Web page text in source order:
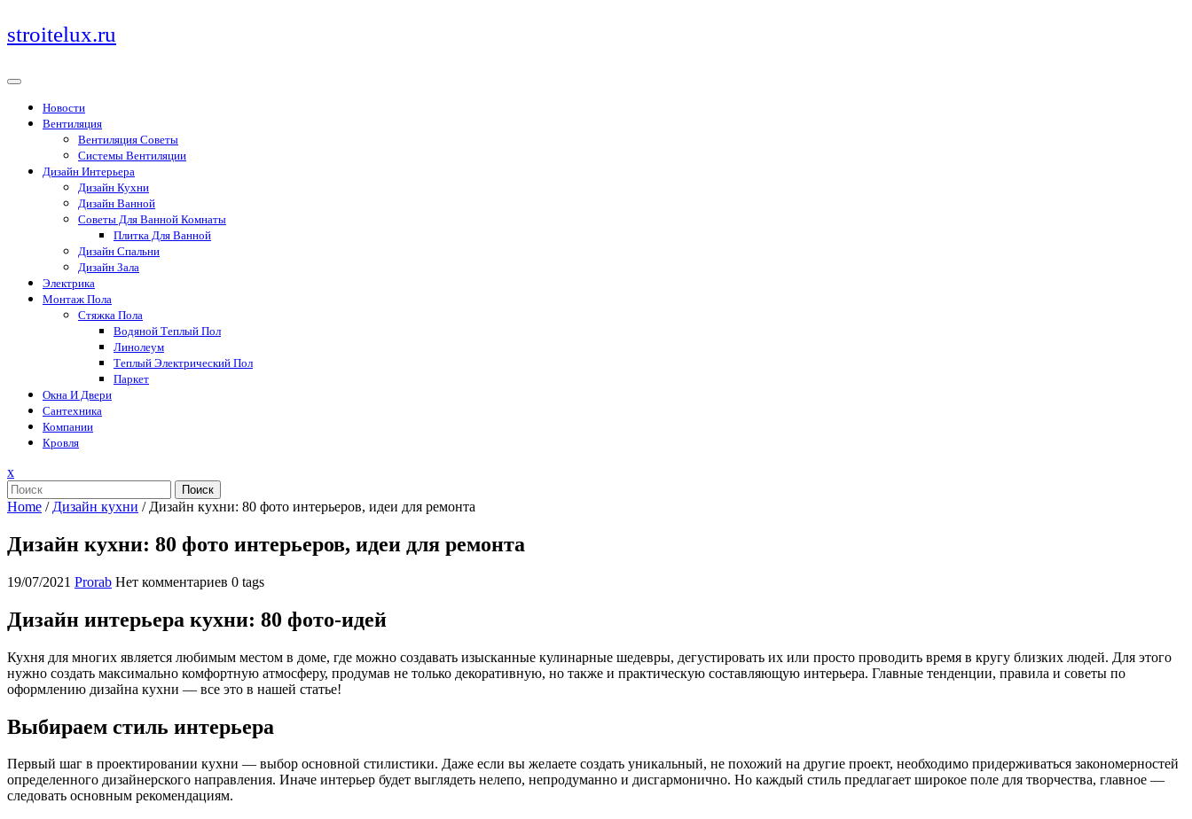
Перейти
к
stroitelux.ru
Новости
Вентиляция
Вентиляция Советы
Системы Вентиляции
Дизайн Интерьера
Дизайн Кухни
Дизайн Ванной
Советы Для Ванной Комнаты
Плитка Для Ванной
Дизайн Спальни
Дизайн Зала
Электрика
Монтаж Пола
Стяжка Пола
Водяной Теплый Пол
Линолеум
Теплый Электрический Пол
Паркет
Окна И Двери
Сантехника
Компании
Кровля
xЗакрыть
меню
Поиск
Home / Дизайн кухни / Дизайн кухни: 80 фото интерьеров, идеи для ремонта
Дизайн кухни: 80 фото интерьеров, идеи для ремонта
19/07/2021 Prorab Нет комментариев 0 tags
Дизайн интерьера кухни: 80 фото-идей
Кухня для многих является любимым местом в доме, где можно создавать изысканные кулинарные шедевры, дегустировать их или просто проводить время в кругу близких людей. Для этого
нужно создать максимально комфортную атмосферу, продумав не только декоративную, но также и практическую составляющую интерьера. Главные тенденции, правила и советы по
оформлению дизайна кухни — все это в нашей статье!
Выбираем стиль интерьера
Первый шаг в проектировании кухни — выбор основной стилистики. Даже если вы желаете создать уникальный, не похожий на другие проект, необходимо придерживаться закономерностей
определенного дизайнерского направления. Иначе интерьер будет выглядеть нелепо, непродуманно и дисгармонично. Но каждый стиль предлагает широкое поле для творчества, главное —
следовать основным рекомендациям.